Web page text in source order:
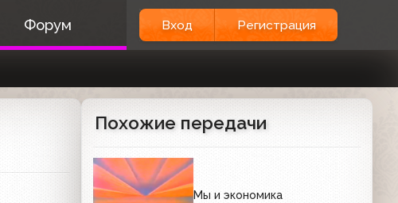
Форум Вход Регистрация
Похожие передачи
Мы и экономика